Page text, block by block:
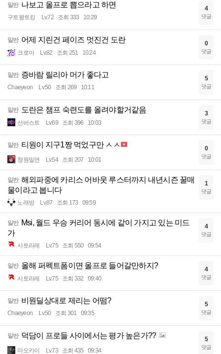
일반 나보고 올프로 뽑으라고 하면
구토왕토킹 Lv.72 조회 333 10:29
4
댓글
일반 어제 지린건 페이즈 멋진건 도란
크로아 Lv.82 조회 251 10:24
0
댓글
일반 증바람 릴리아 머가 좋다고
Chaeyeon Lv.50 조회 269 10:11
5
댓글
일반 도란은 챔프 숙련도를 올려야할거같음
선버스트 Lv.69 조회 396 10:03
3
댓글
일반 티원이 지구1짱 먹었구만 ㅅㅅ
창원밀면 Lv.54 조회 207 10:01
0
댓글
일반 해외파중에 카리스 어바웃 루스터까지 내년시즌 꿀매
물이라고 봅니다
노래방 Lv.87 조회 173 09:59
1
댓글
일반 Msi, 월드 우승 커리어 동시에 같이 가지고 있는 미드
가
사토라레 Lv.75 조회 550 09:54
4
댓글
일반 올해 퍼펙트폼이면 올프로 들어갈만하지?
사토라레 Lv.75 조회 332 09:40
4
댓글
일반 비원딜상대로 제리는 어떰?
Chaeyeon Lv.50 조회 301 09:35
5
댓글
일반 덕담이 프로들 사이에서는 평가 높은가??
마오카이 Lv.73 조회 435 09:34
5
댓글